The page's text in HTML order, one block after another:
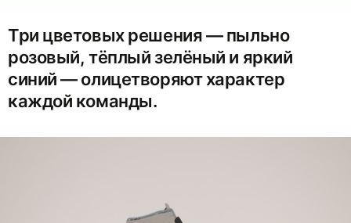
Три цветовых решения — пыльно
розовый, тёплый зелёный и яркий
синий — олицетворяют характер
каждой команды.